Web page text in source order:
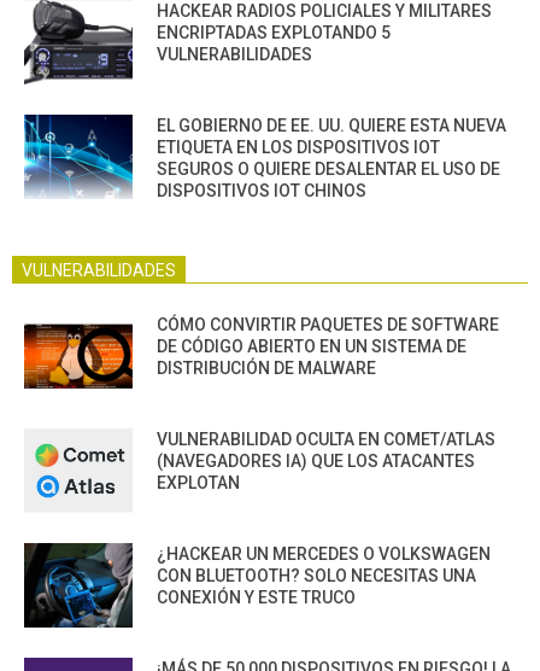
HACKEAR RADIOS POLICIALES Y MILITARES
ENCRIPTADAS EXPLOTANDO 5
VULNERABILIDADES
EL GOBIERNO DE EE. UU. QUIERE ESTA NUEVA
ETIQUETA EN LOS DISPOSITIVOS IOT
SEGUROS O QUIERE DESALENTAR EL USO DE
DISPOSITIVOS IOT CHINOS
VULNERABILIDADES
CÓMO CONVIRTIR PAQUETES DE SOFTWARE
DE CÓDIGO ABIERTO EN UN SISTEMA DE
DISTRIBUCIÓN DE MALWARE
VULNERABILIDAD OCULTA EN COMET/ATLAS
(NAVEGADORES IA) QUE LOS ATACANTES
EXPLOTAN
¿HACKEAR UN MERCEDES O VOLKSWAGEN
CON BLUETOOTH? SOLO NECESITAS UNA
CONEXIÓN Y ESTE TRUCO